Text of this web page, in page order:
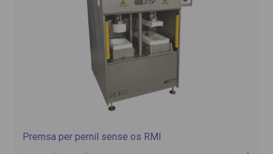
Premsa per pernil sense os RMI